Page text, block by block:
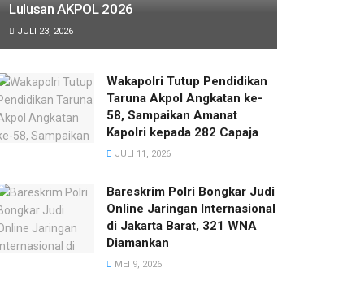
Lulusan AKPOL 2026
JULI 23, 2026
Wakapolri Tutup Pendidikan
Taruna Akpol Angkatan ke-
58, Sampaikan Amanat
Kapolri kepada 282 Capaja
JULI 11, 2026
Bareskrim Polri Bongkar Judi
Online Jaringan Internasional
di Jakarta Barat, 321 WNA
Diamankan
MEI 9, 2026